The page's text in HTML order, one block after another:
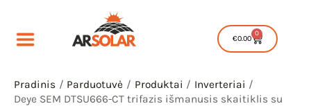
turinio
€0.00
0
Cart
Pradinis Parduotuvė Produktai
Inverteriai
Deye SEM DTSU666-CT trifazis išmanusis skaitiklis su